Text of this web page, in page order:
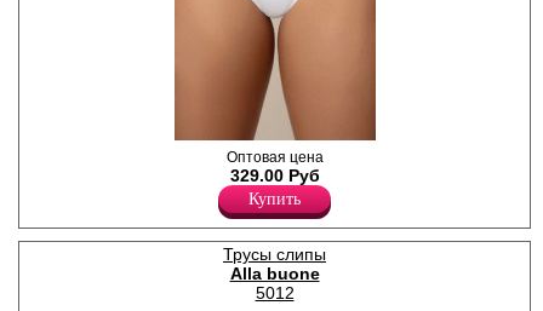
Трусики слипы женские
однотонные, из деликатного
хлопкового полотна с
добавлением нейлона и
эластана, повышающий
прочность и качество
одежды, создавая
идеальное облегание
фигуры. Имеют высокую
Оптовая цена
329.00 Руб
Купить
Трусы слипы
Alla buone
5012